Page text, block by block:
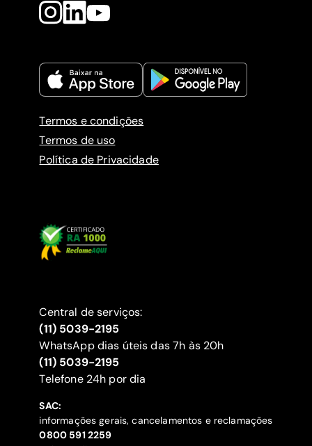
Termos e condições
Termos de uso
Política de Privacidade
Central de serviços:
(11) 5039-2195
WhatsApp dias úteis das 7h às 20h
(11) 5039-2195
‍Telefone 24h por dia
SAC:
informações gerais, cancelamentos e reclamações
‍0800 591 2259